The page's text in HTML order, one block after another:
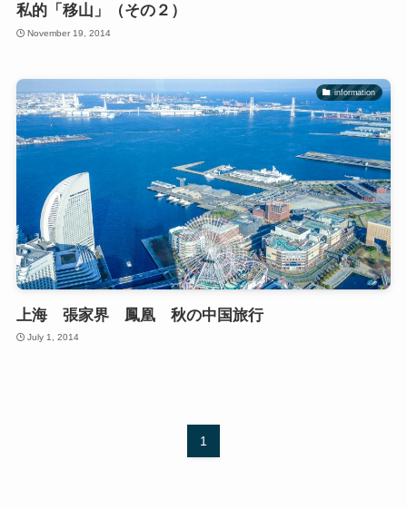
私的「移山」（その２）
November 19, 2014
information
上海 張家界 鳳凰 秋の中国旅行
July 1, 2014
1